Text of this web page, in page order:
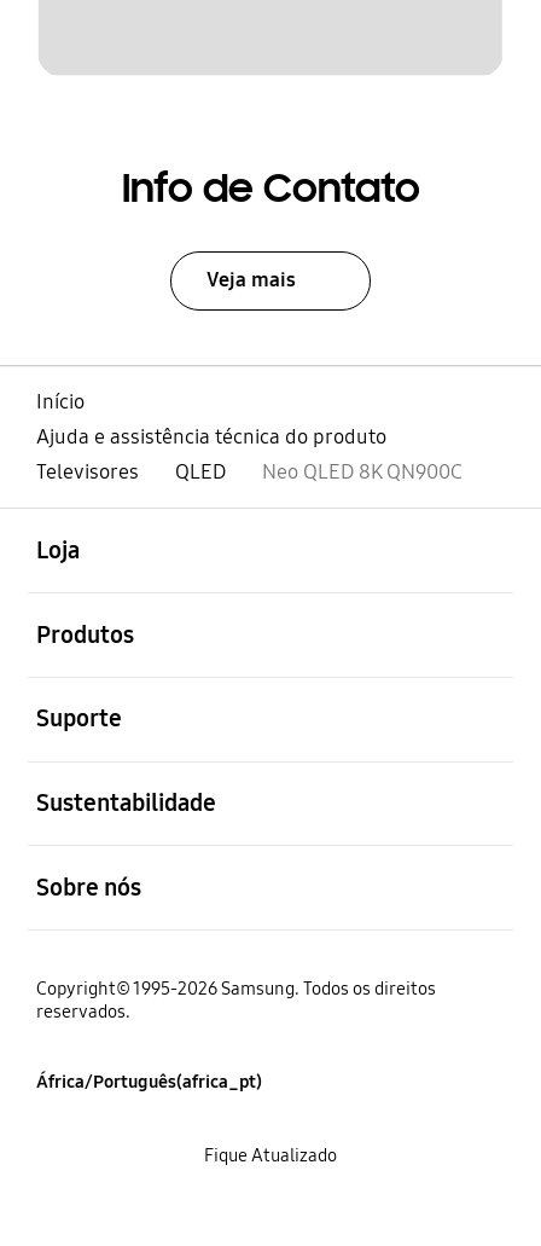
Info de Contato
Veja mais
Início
Ajuda e assistência técnica do produto
Televisores
QLED Neo QLED 8K QN900C
Loja
Produtos
Suporte
Sustentabilidade
Sobre nós
Copyright© 1995-2026 Samsung. Todos os direitos
reservados.
África/Português(africa_pt)
Fique Atualizado